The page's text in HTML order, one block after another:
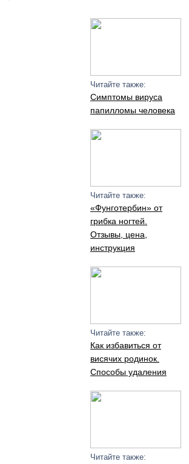
Читайте также:
Симптомы вируса
папилломы человека
Читайте также:
«Фунготербин» от
грибка ногтей.
Отзывы, цена,
инструкция
Читайте также:
Как избавиться от
висячих родинок.
Способы удаления
Читайте также: